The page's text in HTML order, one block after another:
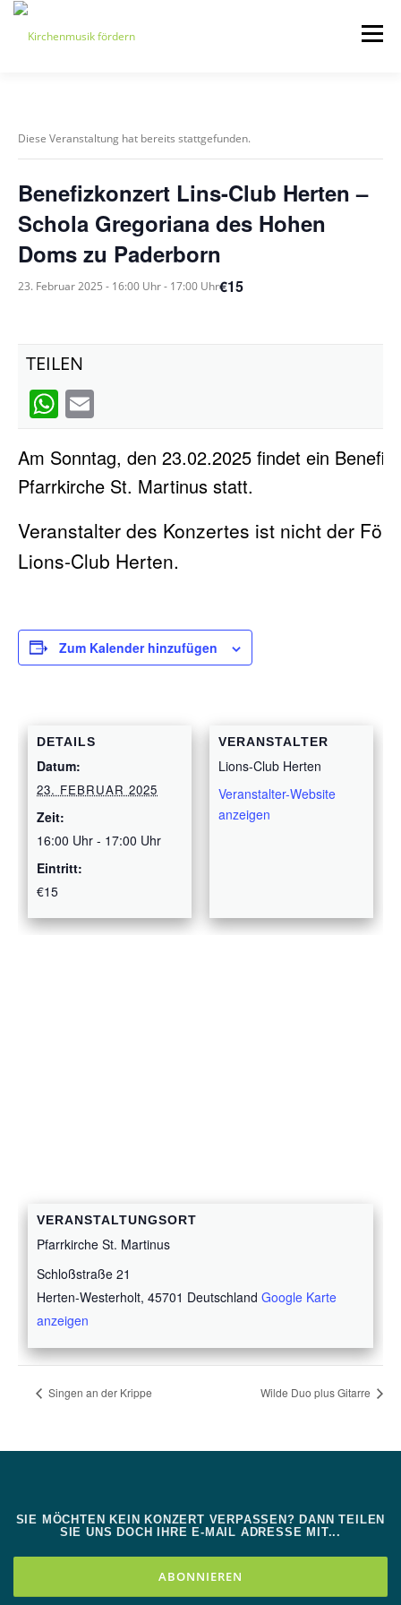
Zum
springen
Menü
Diese Veranstaltung hat bereits stattgefunden.
Benefizkonzert Lins-Club Herten –
Schola Gregoriana des Hohen
Doms zu Paderborn
23. Februar 2025 - 16:00 Uhr- 17:00 Uhr€15
TEILEN
WhatsApp
Am Sonntag, den 23.02.2025 findet ein
Pfarrkirche St. Martinus statt.
Veranstalter des Konzertes ist nicht der
Lions-Club Herten.
Zum Kalender hinzufügen
DETAILS
Datum:
23. FEBRUAR 2025
Zeit:
16:00 Uhr - 17:00 Uhr
Eintritt:
€15
VERANSTALTER
Lions-Club Herten
Veranstalter-Website
anzeigen
VERANSTALTUNGSORT
Pfarrkirche St. Martinus
Schloßstraße 21
Herten-Westerholt, 45701 Deutschland Google Karte
anzeigen
Singen an der Krippe Wilde Duo plus Gitarre
SIE MÖCHTEN KEIN KONZERT VERPASSEN? DANN TEILEN
SIE UNS DOCH IHRE E-MAIL ADRESSE MIT...